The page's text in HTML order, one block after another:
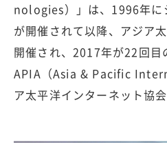
nologies）」は、1996年に
が開催されて以降、アジア
開催され、2017年が22回目
APIA（Asia & Pacific
ア太平洋インターネット協